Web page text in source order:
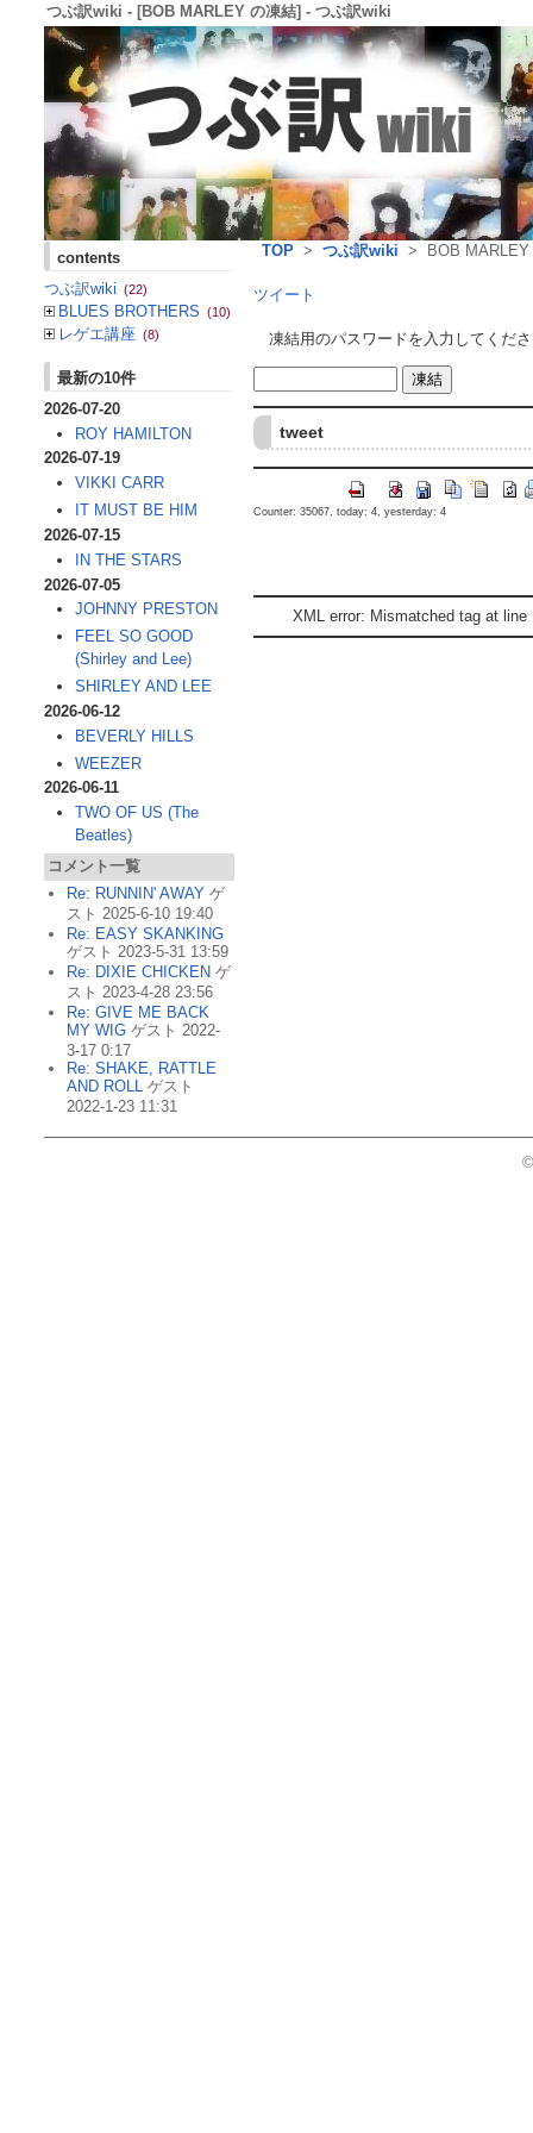
つぶ訳wiki - [BOB MARLEY の凍結] - つぶ訳wiki
TOP > つぶ訳wiki > BOB MARLEY
ツイート
凍結用のパスワードを入力してくだ
tweet
Counter: 35067, today: 4, yesterday: 4
XML error: Mismatched tag at line
contents
つぶ訳wiki (22)
BLUES BROTHERS (10)
レゲエ講座 (8)
最新の10件
2026-07-20
ROY HAMILTON
2026-07-19
VIKKI CARR
IT MUST BE HIM
2026-07-15
IN THE STARS
2026-07-05
JOHNNY PRESTON
FEEL SO GOOD
(Shirley and Lee)
SHIRLEY AND LEE
2026-06-12
BEVERLY HILLS
WEEZER
2026-06-11
TWO OF US (The
Beatles)
コメント一覧
Re: RUNNIN' AWAY ゲ
スト 2025-6-10 19:40
Re: EASY SKANKING
ゲスト 2023-5-31 13:59
Re: DIXIE CHICKEN ゲ
スト 2023-4-28 23:56
Re: GIVE ME BACK
MY WIG ゲスト 2022-
3-17 0:17
Re: SHAKE, RATTLE
AND ROLL ゲスト
2022-1-23 11:31